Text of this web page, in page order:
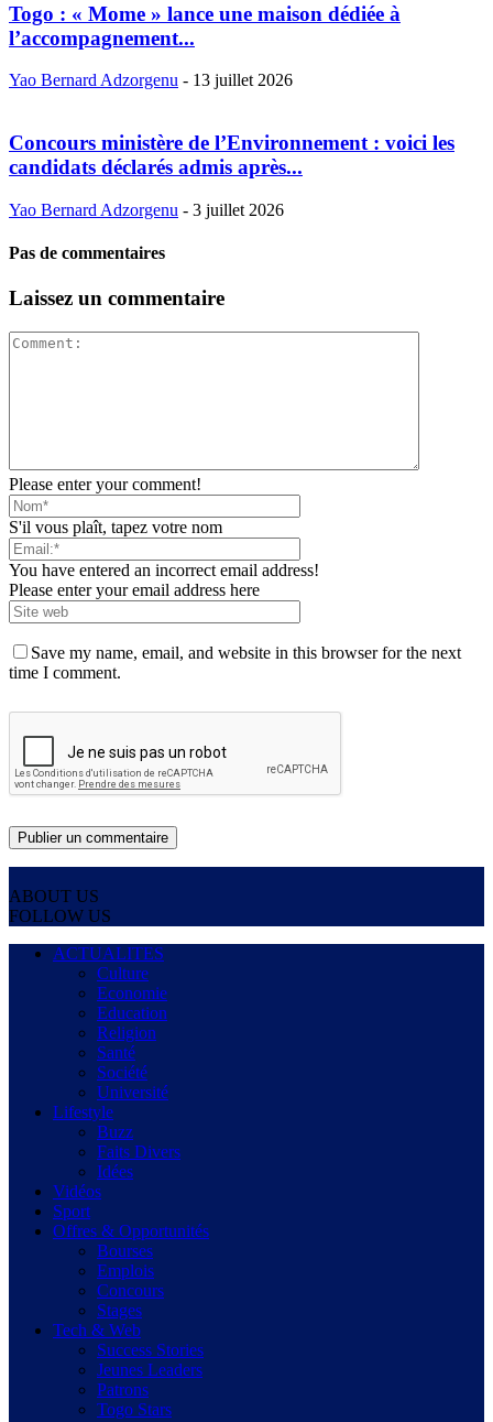
Togo : « Mome » lance une maison dédiée à
l’accompagnement...
Yao Bernard Adzorgenu - 13 juillet 2026
Concours ministère de l’Environnement : voici les
candidats déclarés admis après...
Yao Bernard Adzorgenu - 3 juillet 2026
Pas de commentaires
Laissez un commentaire
Please enter your comment!
S'il vous plaît, tapez votre nom
You have entered an incorrect email address!
Please enter your email address here
Save my name, email, and website in this browser for the next
time I comment.
ABOUT US
FOLLOW US
ACTUALITES
Culture
Economie
Education
Religion
Santé
Société
Université
Lifestyle
Buzz
Faits Divers
Idées
Vidéos
Sport
Offres & Opportunités
Bourses
Emplois
Concours
Stages
Tech & Web
Success Stories
Jeunes Leaders
Patrons
Togo Stars